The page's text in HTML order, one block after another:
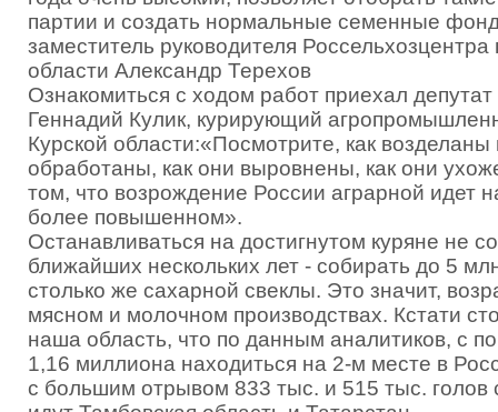
партии и создать нормальные семенные
заместитель руководителя Россельхозцентра
области Александр Терехов
Ознакомиться с ходом работ приехал
Геннадий Кулик, курирующий
Курской области:«Посмотрите, как возделаны
обработаны, как они выровнены, как они
том, что возрождение России аграрной идет
более повышенном».
Останавливаться на достигнутом куряне не
ближайших нескольких лет - собирать до 5
столько же сахарной свеклы. Это значит,
мясном и молочном производствах. Кстати
наша область, что по данным аналитиков, с
1,16 миллиона находиться на 2-м месте в
с большим отрывом 833 тыс. и 515 тыс. голов